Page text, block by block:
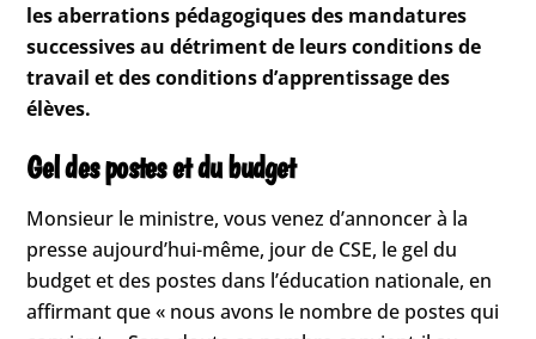
les aberrations pédagogiques des mandatures
successives au détriment de leurs conditions de
travail et des conditions d’apprentissage des
élèves.
Gel des postes et du budget
Monsieur le ministre, vous venez d’annoncer à la
presse aujourd’hui-même, jour de CSE, le gel du
budget et des postes dans l’éducation nationale, en
affirmant que « nous avons le nombre de postes qui